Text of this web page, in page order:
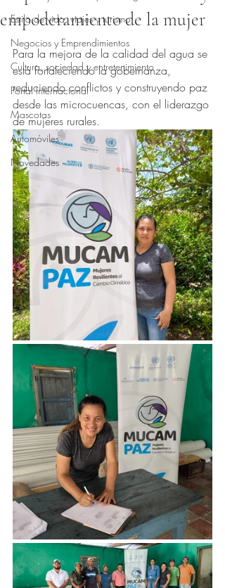
Estilo de vida, viajes y turismo
Negocios y Emprendimientos
Cultura, sociedad y entretenimiento
Portal Internacional
Mascotas
Automóviles
Novedades
empoderamiento de la mujer
Obtuvo NaN de 5 estrellas.
Para la mejora de la calidad del agua se
está fortaleciendo la gobernanza,
reduciendo conflictos y construyendo paz
desde las microcuencas, con el liderazgo
de mujeres rurales.